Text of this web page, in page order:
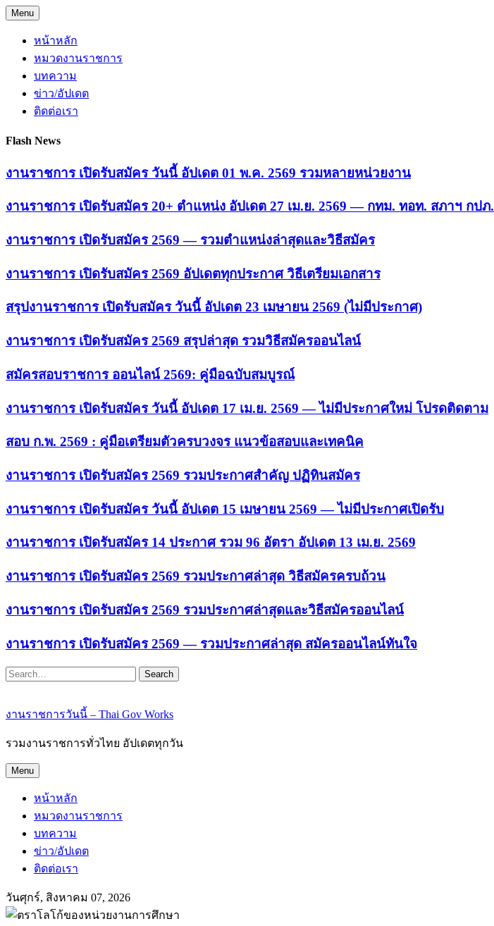
Skip
to
content
Menu
หน้าหลัก
หมวดงานราชการ
บทความ
ข่าว/อัปเดต
ติดต่อเรา
Flash News
งานราชการ เปิดรับสมัคร วันนี้ อัปเดต 01 พ.ค. 2569 รวมหลายหน่วยงาน
งานราชการ เปิดรับสมัคร 20+ ตำแหน่ง อัปเดต 27 เม.ย. 2569 — กทม. ทอท. สภาฯ กปภ.
งานราชการ เปิดรับสมัคร 2569 — รวมตำแหน่งล่าสุดและวิธีสมัคร
งานราชการ เปิดรับสมัคร 2569 อัปเดตทุกประกาศ วิธีเตรียมเอกสาร
สรุปงานราชการ เปิดรับสมัคร วันนี้ อัปเดต 23 เมษายน 2569 (ไม่มีประกาศ)
งานราชการ เปิดรับสมัคร 2569 สรุปล่าสุด รวมวิธีสมัครออนไลน์
สมัครสอบราชการ ออนไลน์ 2569: คู่มือฉบับสมบูรณ์
งานราชการ เปิดรับสมัคร วันนี้ อัปเดต 17 เม.ย. 2569 — ไม่มีประกาศใหม่ โปรดติดตาม
สอบ ก.พ. 2569 : คู่มือเตรียมตัวครบวงจร แนวข้อสอบและเทคนิค
งานราชการ เปิดรับสมัคร 2569 รวมประกาศสำคัญ ปฏิทินสมัคร
งานราชการ เปิดรับสมัคร วันนี้ อัปเดต 15 เมษายน 2569 — ไม่มีประกาศเปิดรับ
งานราชการ เปิดรับสมัคร 14 ประกาศ รวม 96 อัตรา อัปเดต 13 เม.ย. 2569
งานราชการ เปิดรับสมัคร 2569 รวมประกาศล่าสุด วิธีสมัครครบถ้วน
งานราชการ เปิดรับสมัคร 2569 รวมประกาศล่าสุดและวิธีสมัครออนไลน์
งานราชการ เปิดรับสมัคร 2569 — รวมประกาศล่าสุด สมัครออนไลน์ทันใจ
Search
งานราชการวันนี้ – Thai Gov Works
รวมงานราชการทั่วไทย อัปเดตทุกวัน
Menu
หน้าหลัก
หมวดงานราชการ
บทความ
ข่าว/อัปเดต
ติดต่อเรา
วันศุกร์, สิงหาคม 07, 2026